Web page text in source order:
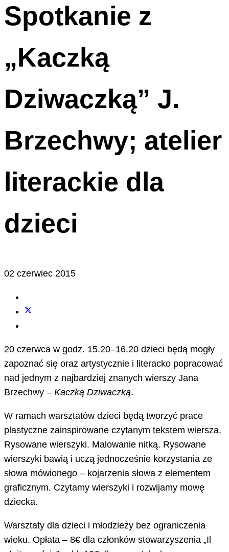
Spotkanie z
„Kaczką
Dziwaczką” J.
Brzechwy; atelier
literackie dla
dzieci
02 czerwiec 2015
20 czerwca w godz. 15.20–16.20 dzieci będą mogły
zapoznać się oraz artystycznie i literacko popracować
nad jednym z najbardziej znanych wierszy Jana
Brzechwy – Kaczką Dziwaczką.
W ramach warsztatów dzieci będą tworzyć prace
plastyczne zainspirowane czytanym tekstem wiersza.
Rysowane wierszyki. Malowanie nitką. Rysowane
wierszyki bawią i uczą jednocześnie korzystania ze
słowa mówionego – kojarzenia słowa z elementem
graficznym. Czytamy wierszyki i rozwijamy mowę
dziecka.
Warsztaty dla dzieci i młodzieży bez ograniczenia
wieku. Opłata – 8€ dla członków stowarzyszenia „Il